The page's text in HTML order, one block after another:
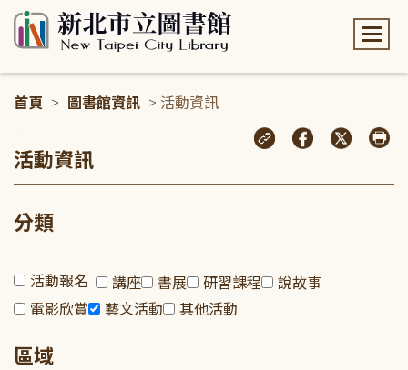
首頁 > 圖書館資訊 > 活動資訊
活動資訊
分類
活動報名 講座 書展 研習課程
說故事
電影欣賞
藝文活動 其他活動
區域